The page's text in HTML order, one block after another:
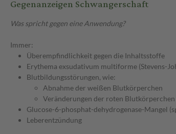
Gegenanzeigen Schwangerschaft
Was spricht gegen eine Anwendung?
Immer:
Überempfindlichkeit gegen die Inhaltsstoffe
Erythema exsudativum multiforme (Stevens-
Blutbildungsstörungen, wie:
Abnahme der weißen Blutkörperchen
Veränderungen der roten Blutkörperchen
Glucose-6-phosphat-dehydrogenase-Mangel
Leberentzündung